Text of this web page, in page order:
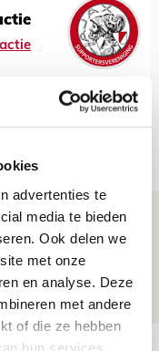
advertenties te
media te bieden
Ook delen we
met onze
en analyse. Deze
met andere
of die ze hebben
hun services.
tijdens